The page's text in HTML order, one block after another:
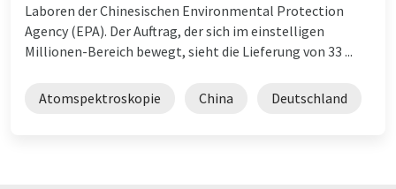
Laboren der Chinesischen Environmental Protection
Agency (EPA). Der Auftrag, der sich im einstelligen
Millionen-Bereich bewegt, sieht die Lieferung von 33 ...
Atomspektroskopie China Deutschland